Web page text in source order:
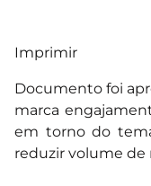
Imprimir
Documento foi
marca
em torno do
reduzir volume de